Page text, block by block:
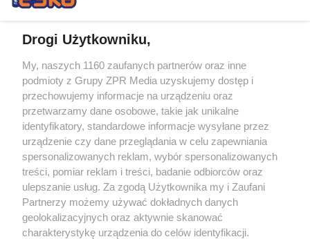
osoba z obrażeniami trafiła
do szpitala
INTERWENCJA NA WODZIE
Awaria łodzi na Zalewie
Drogi Użytkowniku,
My, naszych 1160 zaufanych partnerów oraz inne
podmioty z Grupy ZPR Media uzyskujemy dostęp i
przechowujemy informacje na urządzeniu oraz
przetwarzamy dane osobowe, takie jak unikalne
identyfikatory, standardowe informacje wysyłane przez
urządzenie czy dane przeglądania w celu zapewniania
spersonalizowanych reklam, wybór spersonalizowanych
treści, pomiar reklam i treści, badanie odbiorców oraz
ulepszanie usług. Za zgodą Użytkownika my i Zaufani
Partnerzy możemy używać dokładnych danych
geolokalizacyjnych oraz aktywnie skanować
charakterystykę urządzenia do celów identyfikacji.